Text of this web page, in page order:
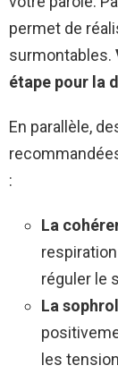
permet de
surmontables.
étape pour la
En parallèle,
:
La
réguler le
La
les